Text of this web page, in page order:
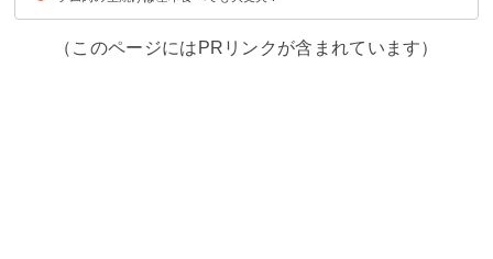
（このページにはPRリンクが含まれています）